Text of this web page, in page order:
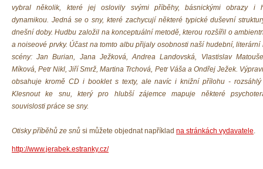
vybral několik, které jej oslovily svými příběhy, básnickými obrazy i
dynamikou. Jedná se o sny, které zachycují některé typické duševní
dnešní doby. Hudbu založil na konceptuální metodě, kterou rozšířil o
a noiseové prvky. Účast na tomto albu přijaly osobnosti naší hudební, literární
scény: Jan Burian, Jana Ježková, Andrea Landovská, Vlastislav
Míková, Petr Nikl, Jiří Smrž, Martina Trchová, Petr Váša a Ondřej Ježek.
obsahuje kromě CD i booklet s texty, ale navíc i knižní přílohu - rozsáhlý
Klesnout ke snu, který pro hlubší zájemce mapuje některé
souvislosti práce se sny.
Otisky příběhů ze snů si můžete objednat například na stránkách vydavatele.
http://www.jerabek.estranky.cz/